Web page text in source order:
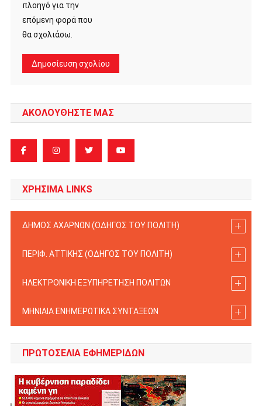
πλοηγό για την
επόμενη φορά που
θα σχολιάσω.
ΑΚΟΛΟΥΘΗΣΤΕ ΜΑΣ
ΧΡΗΣΙΜΑ LINKS
ΔΗΜΟΣ ΑΧΑΡΝΩΝ (ΟΔΗΓΟΣ TOY ΠΟΛΙΤΗ)
ΠΕΡΙΦ. ΑΤΤΙΚΗΣ (ΟΔΗΓΟΣ TOY ΠΟΛΙΤΗ)
ΗΛΕΚΤΡΟΝΙΚΗ ΕΞΥΠΗΡΕΤΗΣΗ ΠΟΛΙΤΩΝ
ΜΗΝΙΑΙΑ ΕΝΗΜΕΡΩΤΙΚΑ ΣΥΝΤΑΞΕΩΝ
ΠΡΩΤΟΣΈΛΙΑ ΕΦΗΜΕΡΊΔΩΝ